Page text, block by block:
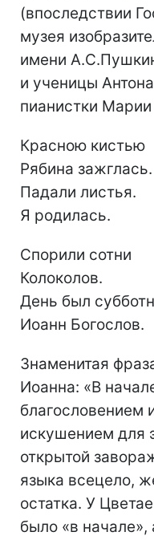
(впоследствии
музея
имени
и ученицы
пианистки
Красною кистью
Рябина зажглась.
Падали листья.
Я родилась.
Спорили сотни
Колоколов.
День был
Иоанн Богослов.
Знаменитая
Иоанна: «В
благословением
искушением для
открытой
языка всецело,
остатка. У
было «в начале»,